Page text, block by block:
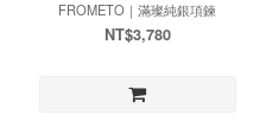
FROMETO｜滿璨純銀項鍊
NT$3,780